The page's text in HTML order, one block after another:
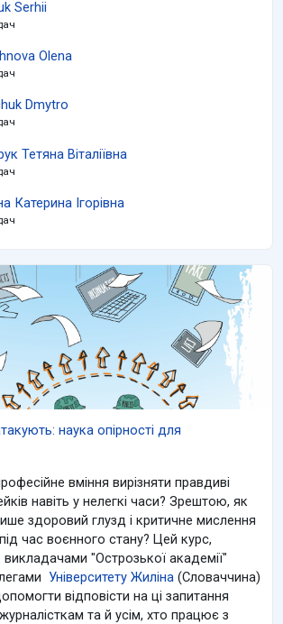
Serhii
Olena
Dmytro
Тетяна Віталіївна
Катерина Ігорівна
наука опірності для журналістів
наука опірності для
вміння вирізняти правдиві
навіть у нелегкі часи? Зрештою, як
здоровий глузд і критичне мислення
час воєнного стану? Цей курс,
"Острозької академії"
Університету Жиліна (Словаччина)
відповісти на ці запитання
та й усім, хто працює з